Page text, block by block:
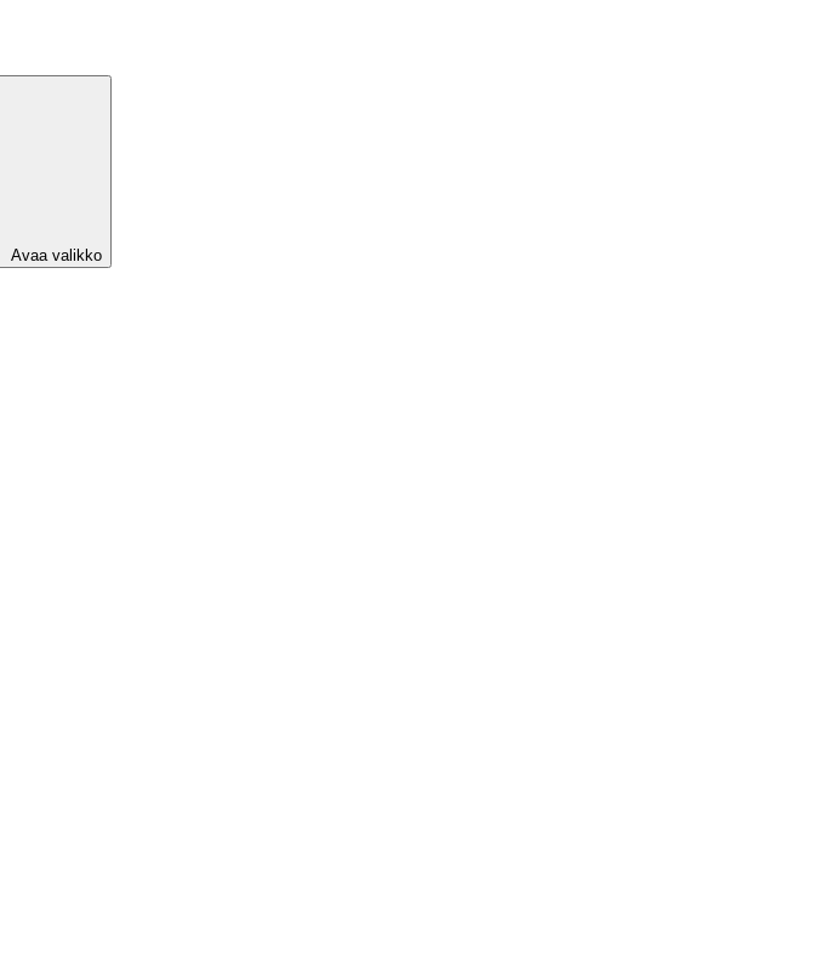
Avaa valikko